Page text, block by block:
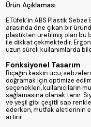
Ürün Açıklaması
E.Tüfek’in ABS Plastik Sebze
arasında öne çıkan bir
plastikten üretilmiş olan bu
ile dikkat çekmektedir.
uzun süreli kullanımlarda
Fonksiyonel Tasarım
Bıçağın keskin ucu,
doğramak için optimize
seçenekleri, kullanıcıların
sağlamasına olanak tanır.
ve yeşil gibi çeşitli sap
ederken, mutfak aletlerinin
artırır.